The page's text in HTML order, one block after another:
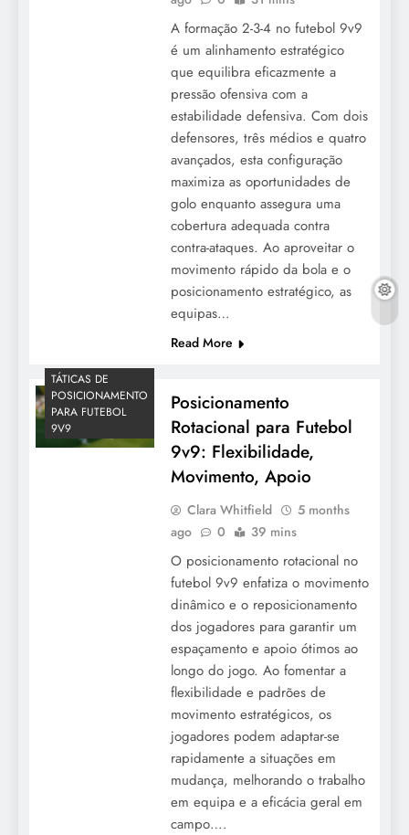
A formação 2-3-4 no futebol 9v9
é um alinhamento estratégico
que equilibra eficazmente a
pressão ofensiva com a
estabilidade defensiva. Com dois
defensores, três médios e quatro
avançados, esta configuração
maximiza as oportunidades de
golo enquanto assegura uma
cobertura adequada contra
contra-ataques. Ao aproveitar o
movimento rápido da bola e o
posicionamento estratégico, as
equipas…
Read More
TÁTICAS DE
POSICIONAMENTO
PARA FUTEBOL
9V9
Posicionamento
Rotacional para Futebol
9v9: Flexibilidade,
Movimento, Apoio
Clara Whitfield
5 months
ago
0 39 mins
O posicionamento rotacional no
futebol 9v9 enfatiza o movimento
dinâmico e o reposicionamento
dos jogadores para garantir um
espaçamento e apoio ótimos ao
longo do jogo. Ao fomentar a
flexibilidade e padrões de
movimento estratégicos, os
jogadores podem adaptar-se
rapidamente a situações em
mudança, melhorando o trabalho
em equipa e a eficácia geral em
campo….